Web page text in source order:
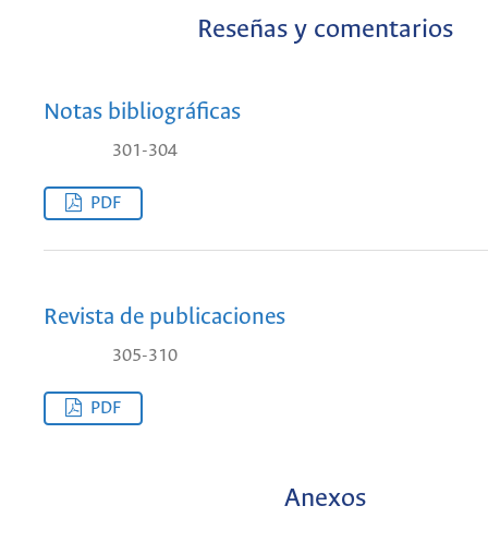
Reseñas y comentarios
Notas bibliográficas
301-304
PDF
Revista de publicaciones
305-310
PDF
Anexos